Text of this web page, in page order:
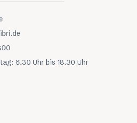
6.30 Uhr bis 18.30 Uhr